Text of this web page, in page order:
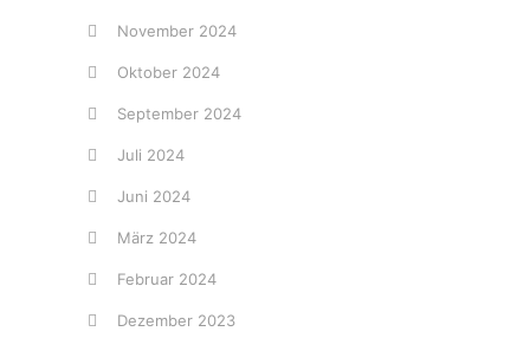
November 2024
Oktober 2024
September 2024
Juli 2024
Juni 2024
März 2024
Februar 2024
Dezember 2023